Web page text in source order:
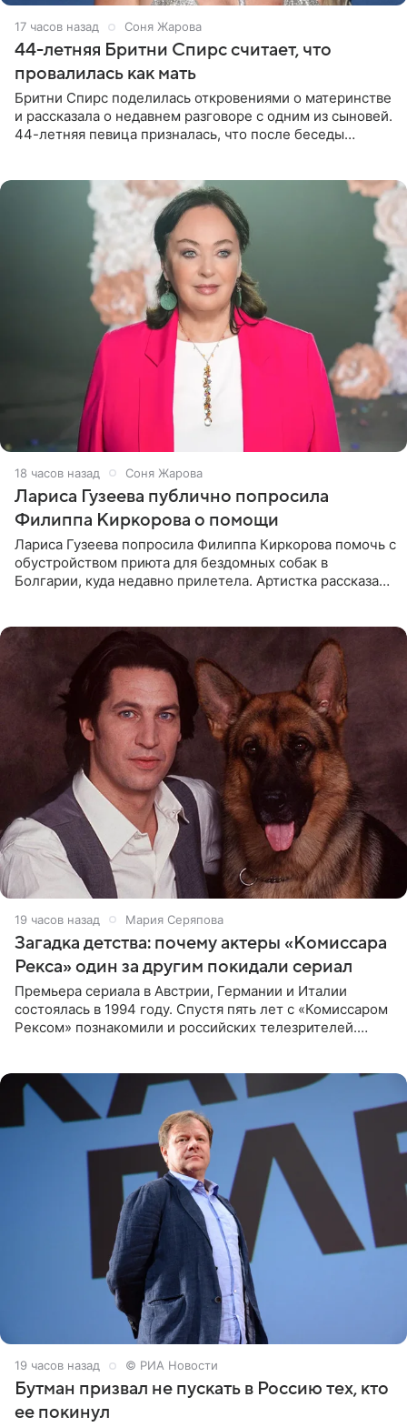
17 часов назад Соня Жарова
44-летняя Бритни Спирс считает, что
провалилась как мать
Бритни Спирс поделилась откровениями о материнстве
и рассказала о недавнем разговоре с одним из сыновей.
44-летняя певица призналась, что после беседы
18 часов назад Соня Жарова
Лариса Гузеева публично попросила
Филиппа Киркорова о помощи
Лариса Гузеева попросила Филиппа Киркорова помочь с
обустройством приюта для бездомных собак в
Болгарии, куда недавно прилетела. Артистка рассказала
19 часов назад Мария Серяпова
Загадка детства: почему актеры «Комиссара
Рекса» один за другим покидали сериал
Премьера сериала в Австрии, Германии и Италии
состоялась в 1994 году. Спустя пять лет с «Комиссаром
Рексом» познакомили и российских телезрителей.
19 часов назад © РИА Новости
Бутман призвал не пускать в Россию тех, кто
ее покинул